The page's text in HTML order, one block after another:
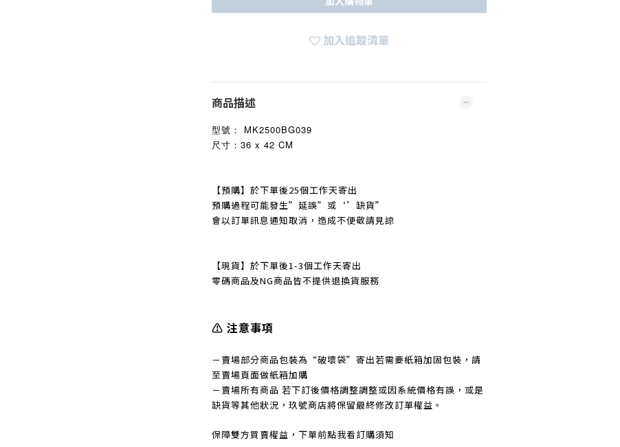
加入追蹤清單
商品描述
型號：
MK2500BG039
尺寸：36 x 42 CM
【預購】於下單後25個工作天寄出
預購過程可能發生” 延誤” 或‘’缺貨”
會以訂單訊息通知取消，造成不便敬請見諒
【現貨】於下單後1-3個工作天寄出
零碼商品及NG商品皆不提供退換貨服務
⚠️ 注意事項
－賣場部分商品包裝為“破壞袋”寄出若需要紙箱加固包裝，請
至賣場頁面做紙箱加購
－賣場所有商品 若下訂後價格調整調整或因系統價格有誤，或是
缺貨等其他狀況，玖號商店將保留最終修改訂單權益。
保障雙方買賣權益，下單前點我看訂購須知